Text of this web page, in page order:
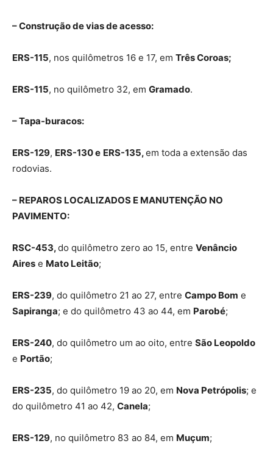
– Construção de vias de acesso:
ERS-115, nos quilômetros 16 e 17, em Três Coroas;
ERS-115, no quilômetro 32, em Gramado.
– Tapa-buracos:
ERS-129, ERS-130 e ERS-135,em toda a extensão das
rodovias.
– REPAROS LOCALIZADOS E MANUTENÇÃO NO
PAVIMENTO:
RSC-453,do quilômetro zero ao 15, entre Venâncio
Aires e Mato Leitão;
ERS-239, do quilômetro 21 ao 27, entre Campo Bom e
Sapiranga; e do quilômetro 43 ao 44, em Parobé;
ERS-240, do quilômetro um ao oito, entre São Leopoldo
e Portão;
ERS-235, do quilômetro 19 ao 20, em Nova Petrópolis; e
do quilômetro 41 ao 42, Canela;
ERS-129, no quilômetro 83 ao 84, em Muçum;